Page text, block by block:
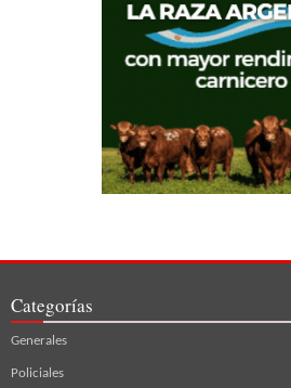
Categorías
Generales
Policiales